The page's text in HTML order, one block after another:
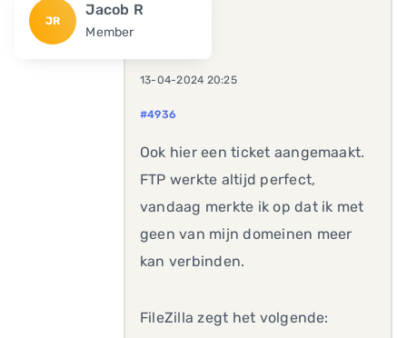
JR
Jacob R
Member
13-04-2024 20:25
#4936
Ook hier een ticket aangemaakt.
FTP werkte altijd perfect,
vandaag merkte ik op dat ik met
geen van mijn domeinen meer
kan verbinden.
FileZilla zegt het volgende: